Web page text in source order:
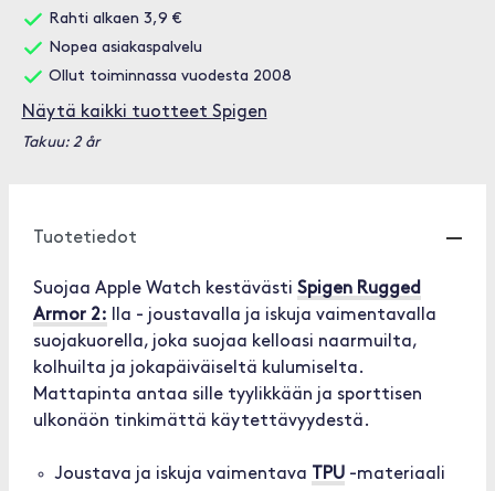
Rahti alkaen 3,9 €
Nopea asiakaspalvelu
Ollut toiminnassa vuodesta 2008
Näytä kaikki tuotteet Spigen
Takuu: 2 år
Tuotetiedot
Suojaa Apple Watch kestävästi Spigen Rugged
Armor 2: lla - joustavalla ja iskuja vaimentavalla
suojakuorella, joka suojaa kelloasi naarmuilta,
kolhuilta ja jokapäiväiseltä kulumiselta.
Mattapinta antaa sille tyylikkään ja sporttisen
ulkonäön tinkimättä käytettävyydestä.
Joustava ja iskuja vaimentava TPU -materiaali